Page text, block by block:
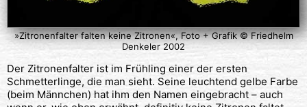
»Zitronenfalter falten keine Zitronen«, Foto + Grafik © Friedhelm
Denkeler 2002
Der Zitronenfalter ist im Frühling einer der ersten
Schmetterlinge, die man sieht. Seine leuchtend gelbe Farbe
(beim Männchen) hat ihm den Namen eingebracht – auch